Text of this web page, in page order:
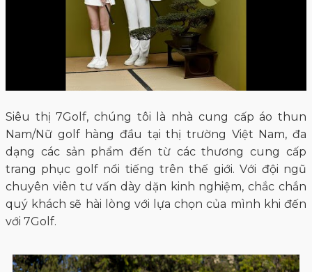
Siêu thị 7Golf, chúng tôi là nhà cung cấp áo thun
Nam/Nữ golf hàng đầu tại thị trường Việt Nam, đa
dạng các sản phẩm đến từ các thương cung cấp
trang phục golf nổi tiếng trên thế giới. Với đội ngũ
chuyên viên tư vấn dày dặn kinh nghiệm, chắc chắn
quý khách sẽ hài lòng với lựa chọn của mình khi đến
với 7Golf.